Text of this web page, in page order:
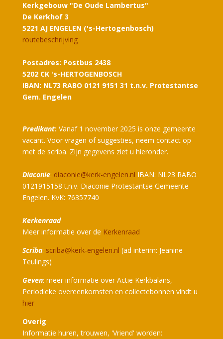
Kerkgebouw "De Oude Lambertus"
De Kerkhof 3
5221 AJ ENGELEN ('s-Hertogenbosch)
routebeschrijving
Postadres: Postbus 2438
5202 CK 's-HERTOGENBOSCH
IBAN: NL73 RABO 0121 9151 31 t.n.v. Protestantse
Gem. Engelen
Predikant: Vanaf 1 november 2025 is onze gemeente
vacant. Voor vragen of suggesties, neem contact op
met de scriba. Zijn gegevens ziet u hieronder.
Diaconie: diaconie@kerk-engelen.nl IBAN: NL23 RABO
0121915158 t.n.v. Diaconie Protestantse Gemeente
Engelen. KvK: 76357740
Kerkenraad
Meer informatie over de Kerkenraad
Scriba: scriba@kerk-engelen.nl (ad interim: Jeanine
Teulings)
Geven: meer informatie over Actie Kerkbalans,
Periodieke overeenkomsten en collectebonnen vindt u
hier
Overig
Informatie huren, trouwen, 'Vriend' worden: